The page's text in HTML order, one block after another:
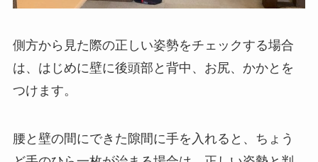
側方から見た際の正しい姿勢をチェックする場合
は、はじめに壁に後頭部と背中、お尻、かかとを
つけます。
腰と壁の間にできた隙間に手を入れると、ちょう